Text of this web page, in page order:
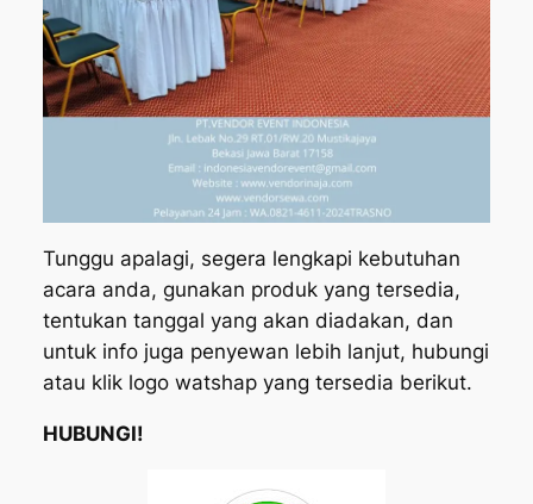
Tunggu apalagi, segera lengkapi kebutuhan
acara anda, gunakan produk yang tersedia,
tentukan tanggal yang akan diadakan, dan
untuk info juga penyewan lebih lanjut, hubungi
atau klik logo watshap yang tersedia berikut.
HUBUNGI!